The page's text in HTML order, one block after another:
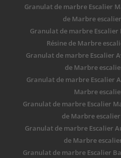
Granulat de marbre Escalier
de Marbre
Granulat de marbre Escalier
Résine de Marbre
Granulat de marbre Escalier
de Marbre
Granulat de marbre Escalier
Marbre
Granulat de marbre Escalier
de Marbre
Granulat de marbre Escalier
de Marbre
Granulat de marbre Escalier